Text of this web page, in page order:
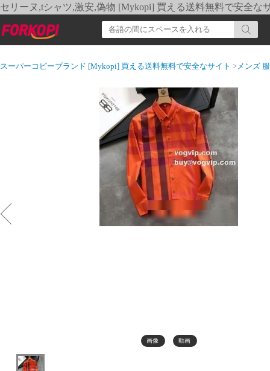
セリーヌ,tシャツ,激安,偽物 [Mykopi] 買える送料無料で安全な
スーパーコピーブランド [Mykopi] 買える送料無料で安全なサイト >メンズ 服
画像 動画